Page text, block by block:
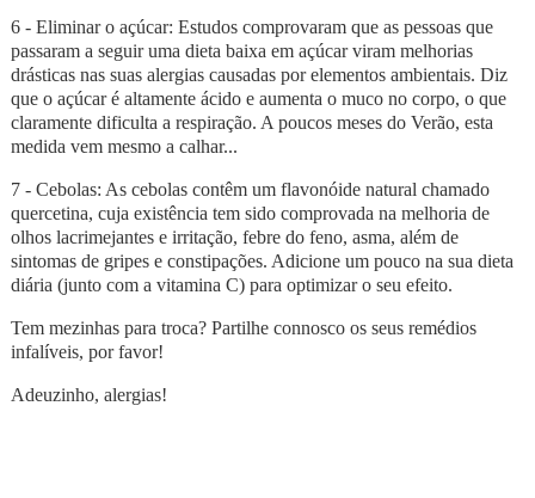
6 - Eliminar o açúcar: Estudos comprovaram que as pessoas que
passaram a seguir uma dieta baixa em açúcar viram melhorias
drásticas nas suas alergias causadas por elementos ambientais. Diz
que o açúcar é altamente ácido e aumenta o muco no corpo, o que
claramente dificulta a respiração. A poucos meses do Verão, esta
medida vem mesmo a calhar...
7 - Cebolas: As cebolas contêm um flavonóide natural chamado
quercetina, cuja existência tem sido comprovada na melhoria de
olhos lacrimejantes e irritação, febre do feno, asma, além de
sintomas de gripes e constipações. Adicione um pouco na sua dieta
diária (junto com a vitamina C) para optimizar o seu efeito.
Tem mezinhas para troca? Partilhe connosco os seus remédios
infalíveis, por favor!
Adeuzinho, alergias!